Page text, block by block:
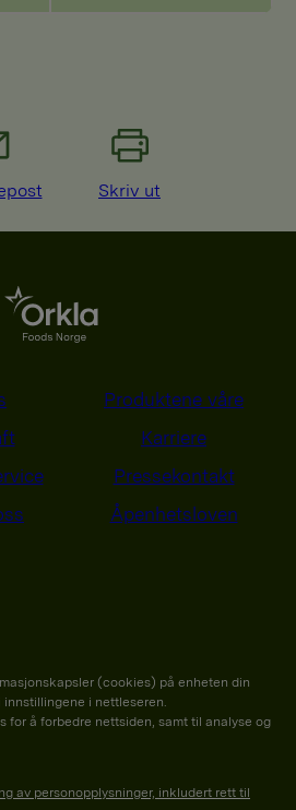
Skriv ut
Produktene våre
Karriere
Pressekontakt
Åpenhetsloven
(cookies) på enheten din
i nettleseren.
for å forbedre nettsiden, samt til analyse og
av personopplysninger, inkludert rett til